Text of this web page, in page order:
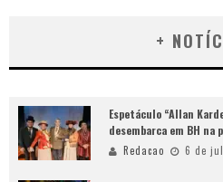
+
Espetáculo “Allan
desembarca em BH na
Redacao 6 de